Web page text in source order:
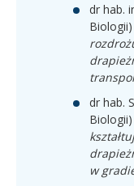
dr hab.
dr hab.
w